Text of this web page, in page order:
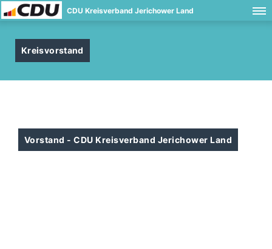
CDU Kreisverband Jerichower Land
Kreisvorstand
Vorstand - CDU Kreisverband Jerichower Land